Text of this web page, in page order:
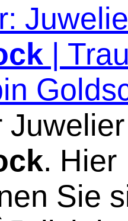
|
. Hier
Sie